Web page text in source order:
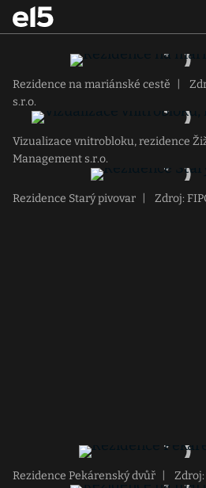
Rezidence na mariánské cestě
s.r.o.
Vizualizace vnitrobloku, rezidence
Management s.r.o.
Rezidence Starý pivovar Zdroj:
Rezidence Pekárenský dvůř Zdroj: